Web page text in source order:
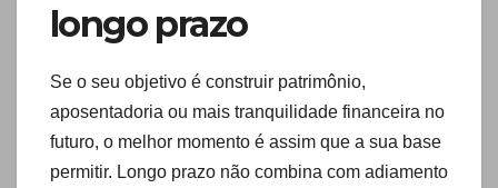
longo prazo
Se o seu objetivo é construir patrimônio,
aposentadoria ou mais tranquilidade financeira no
futuro, o melhor momento é assim que a sua base
permitir. Longo prazo não combina com adiamento